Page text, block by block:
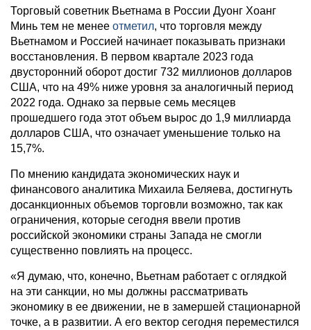
Торговый советник Вьетнама в России Дуонг Хоанг
Минь тем не менее отметил, что торговля между
Вьетнамом и Россией начинает показывать признаки
восстановления. В первом квартале 2023 года
двусторонний оборот достиг 732 миллионов долларов
США, что на 49% ниже уровня за аналогичный период
2022 года. Однако за первые семь месяцев
прошедшего года этот объем вырос до 1,9 миллиарда
долларов США, что означает уменьшение только на
15,7%.
По мнению кандидата экономических наук и
финансового аналитика Михаила Беляева, достигнуть
досанкционных объемов торговли возможно, так как
ограничения, которые сегодня ввели против
российской экономики страны Запада не смогли
существенно повлиять на процесс.
«Я думаю, что, конечно, Вьетнам работает с оглядкой
на эти санкции, но мы должны рассматривать
экономику в ее движении, не в замершей стационарной
точке, а в развитии. А его вектор сегодня переместился